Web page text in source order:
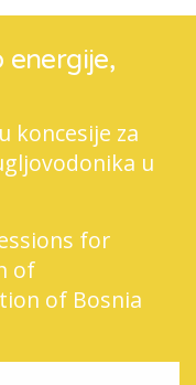
energije,
koncesije za
u
for
of
of Bosnia